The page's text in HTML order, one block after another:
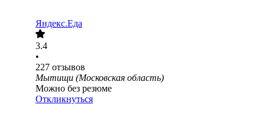
Яндекс.Еда
3.4
•
227 отзывов
Мытищи (Московская область)
Можно без резюме
Откликнуться